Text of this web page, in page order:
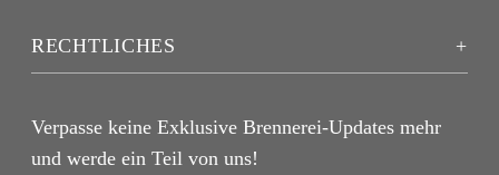
Verpasse keine Exklusive Brennerei-Updates mehr
und werde ein Teil von uns!
RECHTLICHES